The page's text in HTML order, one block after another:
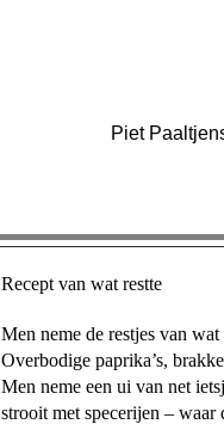
Piet
Recept van wat restte
Men neme de restjes van
Overbodige paprika’s,
Men neme een ui van net
strooit met specerijen – waar